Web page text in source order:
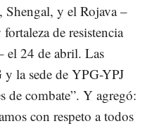
Shengal, y el Rojava –
de resistencia
el 24 de abril. Las
la sede de YPG-YPJ
de combate”. Y agregó:
con respeto a todos